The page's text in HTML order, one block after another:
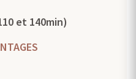
et 140min)